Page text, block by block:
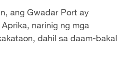
ang Gwadar Port ay
narinig ng mga
dahil sa daam-bakal